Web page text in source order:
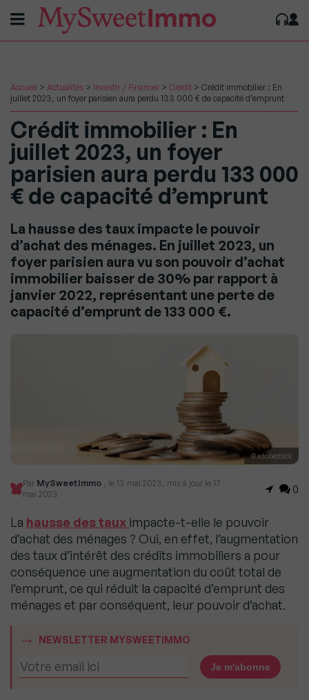
Accueil > Actualités > Investir / Financer > Crédit > Crédit immobilier : En
juillet 2023, un foyer parisien aura perdu 133 000 € de capacité d’emprunt
Crédit immobilier : En
juillet 2023, un foyer
parisien aura perdu 133 000
€ de capacité d’emprunt
La hausse des taux impacte le pouvoir
d’achat des ménages. En juillet 2023, un
foyer parisien aura vu son pouvoir d’achat
immobilier baisser de 30% par rapport à
janvier 2022, représentant une perte de
capacité d’emprunt de 133 000 €.
© adobestock
Par MySweetImmo , le 13 mai 2023, mis à jour le 17
mai 2023
0
La hausse des taux impacte-t-elle le pouvoir
d’achat des ménages ? Oui, en effet, l’augmentation
des taux d’intérêt des crédits immobiliers a pour
conséquence une augmentation du coût total de
l’emprunt, ce qui réduit la capacité d’emprunt des
ménages et par conséquent, leur pouvoir d’achat.
NEWSLETTER MYSWEETIMMO